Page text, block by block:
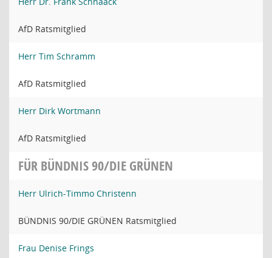
AfD Ratsmitglied
Herr Tim Schramm
AfD Ratsmitglied
Herr Dirk Wortmann
AfD Ratsmitglied
FÜR BÜNDNIS 90/DIE GRÜNEN
Herr Ulrich-Timmo Christenn
BÜNDNIS 90/DIE GRÜNEN Ratsmitglied
Frau Denise Frings